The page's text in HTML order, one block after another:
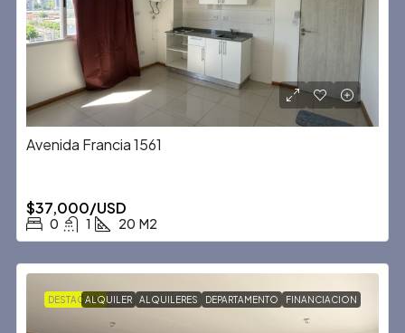
Avenida Francia 1561
$37,000/USD
0 1 20 M2
DESTACADAALQUILER ALQUILERES DEPARTAMENTO FINANCIACION